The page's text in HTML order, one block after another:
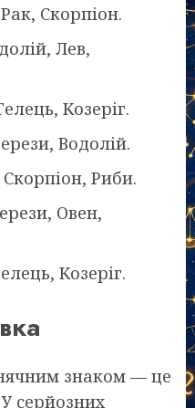
Скорпіон.
Лев,
Козеріг.
Водолій.
Риби.
Овен,
Козеріг.
знаком — це
серйозних